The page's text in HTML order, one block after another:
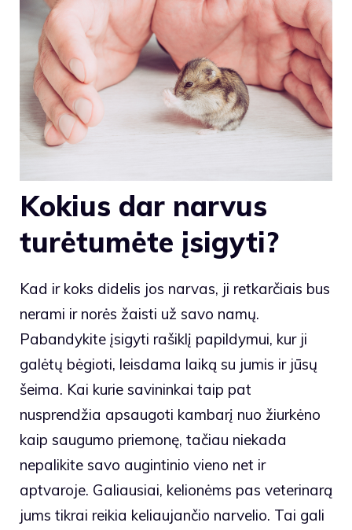
Kokius dar narvus
turėtumėte įsigyti?
Kad ir koks didelis jos narvas, ji retkarčiais bus
nerami ir norės žaisti už savo namų.
Pabandykite įsigyti rašiklį papildymui, kur ji
galėtų bėgioti, leisdama laiką su jumis ir jūsų
šeima. Kai kurie savininkai taip pat
nusprendžia apsaugoti kambarį nuo žiurkėno
kaip saugumo priemonę, tačiau niekada
nepalikite savo augintinio vieno net ir
aptvaroje. Galiausiai, kelionėms pas veterinarą
jums tikrai reikia keliaujančio narvelio. Tai gali